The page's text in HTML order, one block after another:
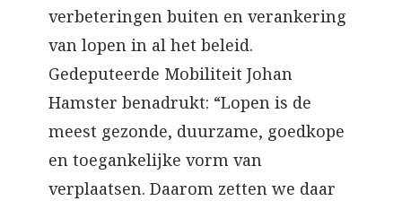
verbeteringen buiten en verankering
van lopen in al het beleid.
Gedeputeerde Mobiliteit Johan
Hamster benadrukt: “Lopen is de
meest gezonde, duurzame, goedkope
en toegankelijke vorm van
verplaatsen. Daarom zetten we daar